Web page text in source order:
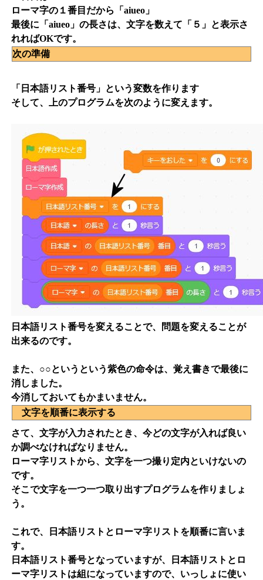
ローマ字の１番目だから「aiueo」
最後に「aiueo」の長さは、文字を数えて「５」と表示さ
れればOKです。
次の準備
「日本語リスト番号」という変数を作ります
そして、上のプログラムを次のように変えます。
日本語リスト番号を変えることで、問題を変えることが
出来るのです。
また、○○というという紫色の命令は、覚え書きで最後に
消しました。
今消しておいてもかまいません。
文字を順番に表示する
さて、文字が入力されたとき、今どの文字が入れば良い
か調べなければなりません。
ローマ字リストから、文字を一つ撮り定内といけないの
です。
そこで文字を一つ一つ取り出すプログラムを作りましょ
う。
これで、日本語リストとローマ字リストを順番に言いま
す。
日本語リスト番号となっていますが、日本語リストとロ
ーマ字リストは組になっていますので、いっしょに使い